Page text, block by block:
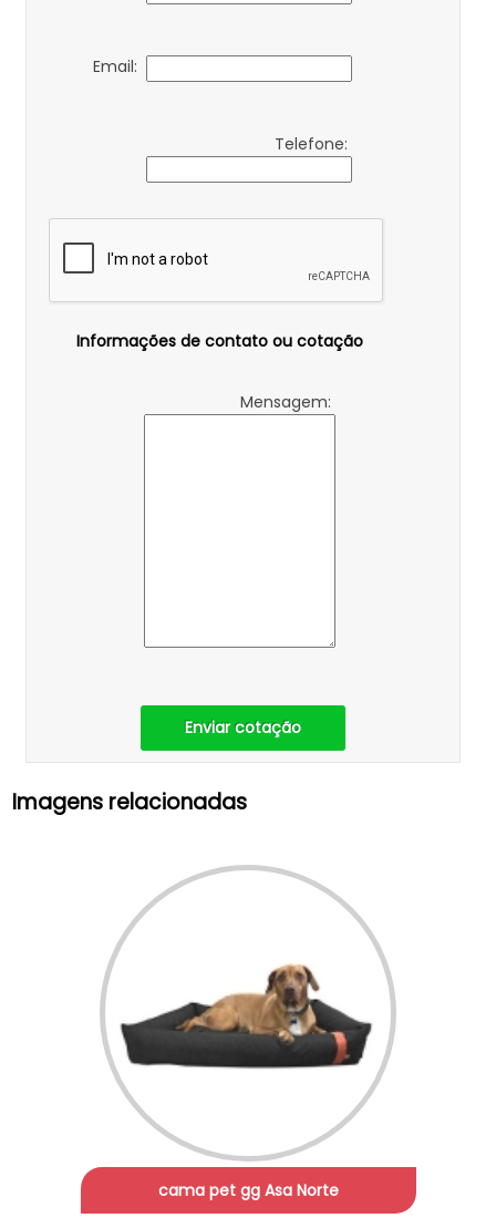
Email:
Telefone:
Informações de contato ou cotação
Mensagem:
Enviar cotação
Imagens relacionadas
cama pet gg Asa Norte